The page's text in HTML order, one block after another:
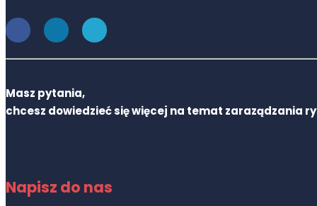
Masz pytania,
chcesz dowiedzieć się więcej na temat zaraządzania
Napisz do nas